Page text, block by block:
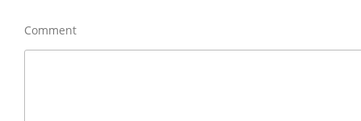
Comment